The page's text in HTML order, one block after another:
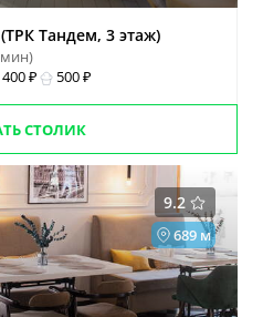
Тандем, 3 этаж)
400 ₽ 500 ₽
СТОЛИК
9.2
689 м